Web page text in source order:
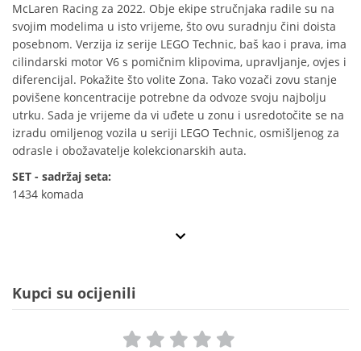
McLaren Racing za 2022. Obje ekipe stručnjaka radile su na
svojim modelima u isto vrijeme, što ovu suradnju čini doista
posebnom. Verzija iz serije LEGO Technic, baš kao i prava, ima
cilindarski motor V6 s pomičnim klipovima, upravljanje, ovjes i
diferencijal. Pokažite što volite Zona. Tako vozači zovu stanje
povišene koncentracije potrebne da odvoze svoju najbolju
utrku. Sada je vrijeme da vi uđete u zonu i usredotočite se na
izradu omiljenog vozila u seriji LEGO Technic, osmišljenog za
odrasle i obožavatelje kolekcionarskih auta.
SET - sadržaj seta:
1434 komada
Kupci su ocijenili